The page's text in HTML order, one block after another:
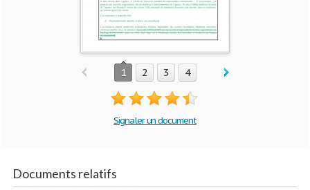
1 2 3 4
Signaler un document
Documents relatifs